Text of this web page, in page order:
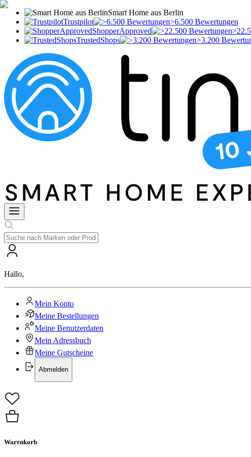
Smart Home aus Berlin
Trustpilot
>6.500 Bewertungen
ShopperApproved
TrustedShops
>3.200
Hallo,
Mein Konto
Meine Bestellungen
Meine Benutzerdaten
Mein Adressbuch
Meine Gutscheine
Abmelden
Warenkorb